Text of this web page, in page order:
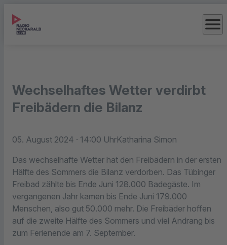
menu
Wechselhaftes Wetter verdirbt
Freibädern die Bilanz
05. August 2024 · 14:00 UhrKatharina Simon
Das wechselhafte Wetter hat den Freibädern in der ersten
Hälfte des Sommers die Bilanz verdorben. Das Tübinger
Freibad zählte bis Ende Juni 128.000 Badegäste. Im
vergangenen Jahr kamen bis Ende Juni 179.000
Menschen, also gut 50.000 mehr. Die Freibäder hoffen
auf die zweite Hälfte des Sommers und viel Andrang bis
zum Ferienende am 7. September.